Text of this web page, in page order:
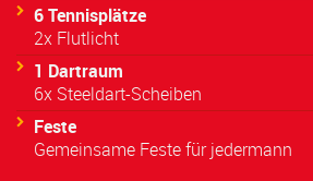
6 Tennisplätze
2x Flutlicht
1 Dartraum
6x Steeldart-Scheiben
Feste
Gemeinsame Feste für jedermann